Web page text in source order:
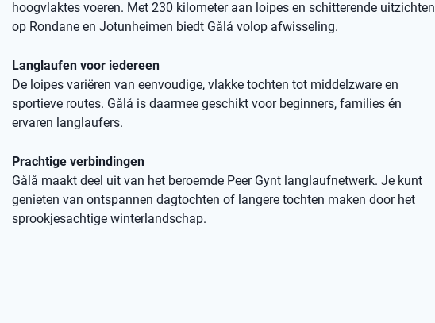
hoogvlaktes voeren. Met 230 kilometer aan loipes en schitterende uitzichten
op Rondane en Jotunheimen biedt Gålå volop afwisseling.
Langlaufen voor iedereen
De loipes variëren van eenvoudige, vlakke tochten tot middelzware en
sportieve routes. Gålå is daarmee geschikt voor beginners, families én
ervaren langlaufers.
Prachtige verbindingen
Gålå maakt deel uit van het beroemde Peer Gynt langlaufnetwerk. Je kunt
genieten van ontspannen dagtochten of langere tochten maken door het
sprookjesachtige winterlandschap.